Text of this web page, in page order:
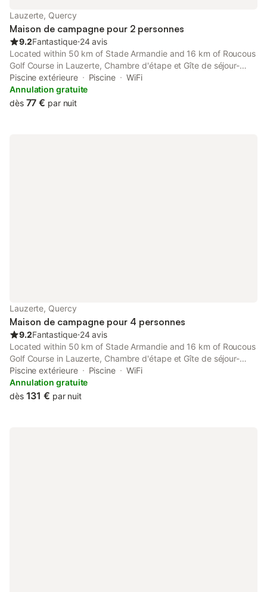
Lauzerte, Quercy
Maison de campagne pour 2 personnes
9.2Fantastique⋅24 avis
Located within 50 km of Stade Armandie and 16 km of Roucous
Golf Course in Lauzerte, Chambre d'étape et Gîte de séjour-
DomaineSalamandre-fr - Piscine, Nature, GR65 et Télétravail
provides accommodation with seating area.
Piscine extérieure Piscine
WiFi
Annulation gratuite
dès 77 € par nuit
Lauzerte, Quercy
Maison de campagne pour 4 personnes
9.2Fantastique⋅24 avis
Located within 50 km of Stade Armandie and 16 km of Roucous
Golf Course in Lauzerte, Chambre d'étape et Gîte de séjour-
DomaineSalamandre-fr - Piscine, Nature, GR65 et Télétravail
provides accommodation with seating area.
Piscine extérieure Piscine
WiFi
Annulation gratuite
dès 131 € par nuit